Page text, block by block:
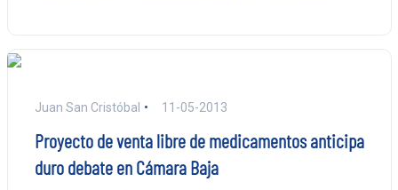
Juan San Cristóbal 11-05-2013
Proyecto de venta libre de medicamentos anticipa
duro debate en Cámara Baja